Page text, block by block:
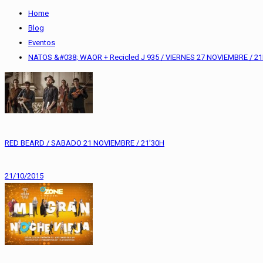
Home
Blog
Eventos
NATOS &#038; WAOR + Recicled J 935 / VIERNES 27 NOVIEMBRE /
RED BEARD / SABADO 21 NOVIEMBRE / 21’30H
21/10/2015